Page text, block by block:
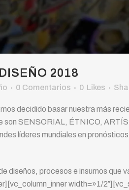
2018
0 Comentarios 0 Likes
decidido basar nuestra más
son SENSORIAL, ÉTNICO,
líderes mundiales en
diseños, procesos e insumos que
width=»1/